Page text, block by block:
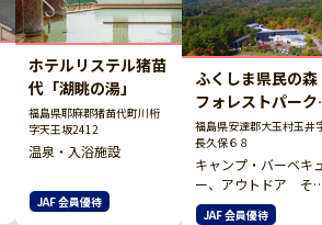
ホテルリステル猪苗
代「湖眺の湯」
福島県耶麻郡猪苗代町川桁
字天王坂2412
温泉・入浴施設
JAF 会員優待
ふくしま県民の
フォレストパーク
だたら
福島県安達郡大玉村玉井
長久保６８
キャンプ・バーベキ
ー、アウトドア そ
他
JAF 会員優待